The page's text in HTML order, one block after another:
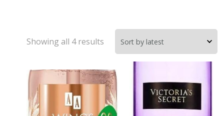
Showing all 4 results